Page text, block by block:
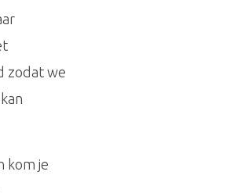
zodat we
kom je